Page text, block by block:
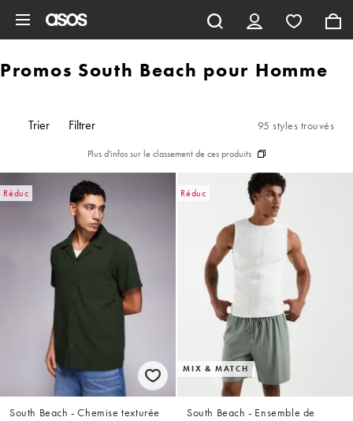
Promos South Beach pour Homme
Trier Filtrer 95 styles trouvés
Plus d'infos sur le classement de ces produits
Réduc
South Beach - Chemise texturée
Réduc
MIX & MATCH
South Beach - Ensemble de